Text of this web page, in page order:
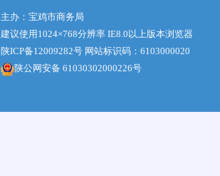
主办：宝鸡市商务局
建议使用1024×768分辨率 IE8.0以上版本浏览器
陕ICP备12009282号 网站标识码：6103000020
陕公网安备 61030302000226号